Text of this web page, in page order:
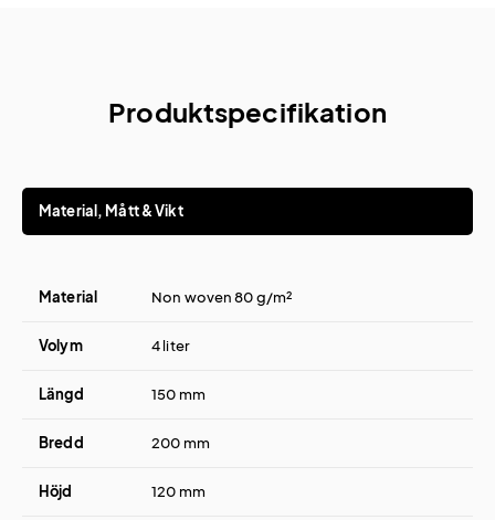
Produktspecifikation
Material, Mått & Vikt
Material Non woven 80 g/m²
Volym 4 liter
Längd 150 mm
Bredd 200 mm
Höjd 120 mm